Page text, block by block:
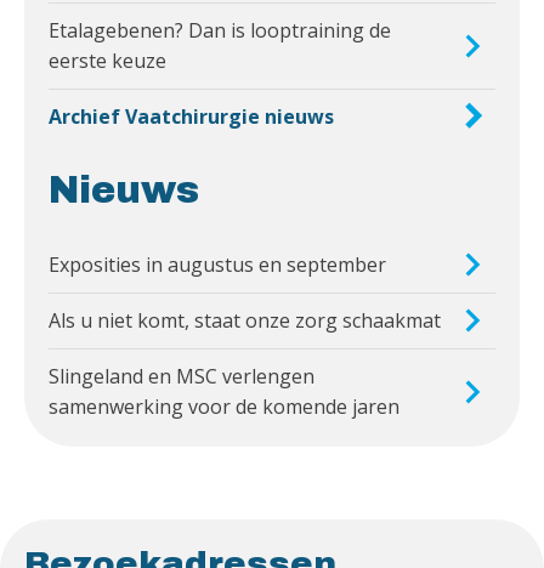
Etalagebenen? Dan is looptraining de
eerste keuze
Archief Vaatchirurgie nieuws
Nieuws
Exposities in augustus en september
Als u niet komt, staat onze zorg schaakmat
Slingeland en MSC verlengen
samenwerking voor de komende jaren